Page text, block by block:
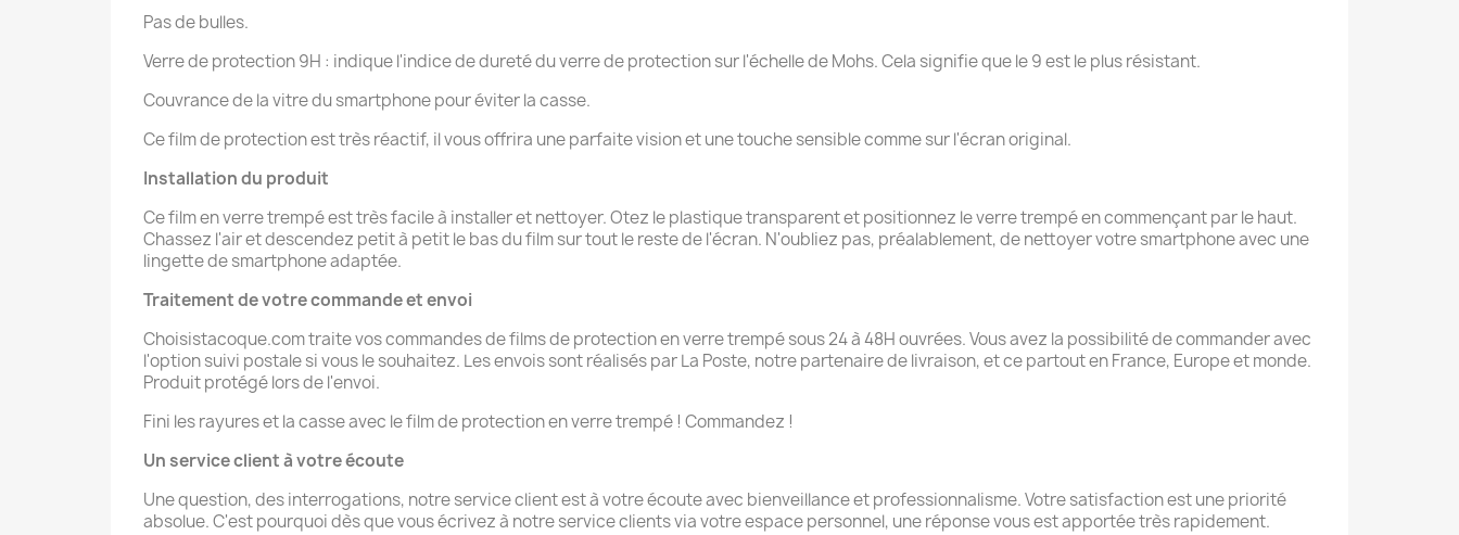
Pas de bulles.
Verre de protection 9H : indique l'indice de dureté du verre de protection sur l'échelle de Mohs. Cela signifie que le 9 est le plus résistant.
Couvrance de la vitre du smartphone pour éviter la casse.
Ce film de protection est très réactif, il vous offrira une parfaite vision et une touche sensible comme sur l'écran original.
Installation du produit
Ce film en verre trempé est très facile à installer et nettoyer. Otez le plastique transparent et positionnez le verre trempé en commençant par le haut.
Chassez l'air et descendez petit à petit le bas du film sur tout le reste de l'écran. N'oubliez pas, préalablement, de nettoyer votre smartphone avec une
lingette de smartphone adaptée.
Traitement de votre commande etenvoi
Choisistacoque.com traite vos commandes de films de protection en verre trempé sous 24 à 48H ouvrées. Vous avez la possibilité de commander avec
l'option suivi postale si vous le souhaitez. Les envois sont réalisés par La Poste, notre partenaire de livraison, et ce partout en France, Europe et monde.
Produit protégé lors de l'envoi.
Fini les rayures et la casse avec le film de protection en verre trempé ! Commandez !
Un service client à votre écoute
Une question, des interrogations, notre service client est à votre écoute avec bienveillance et professionnalisme. Votre satisfaction est une priorité
absolue. C'est pourquoi dès que vous écrivez à notre service clients via votre espace personnel, une réponse vous est apportée très rapidement.